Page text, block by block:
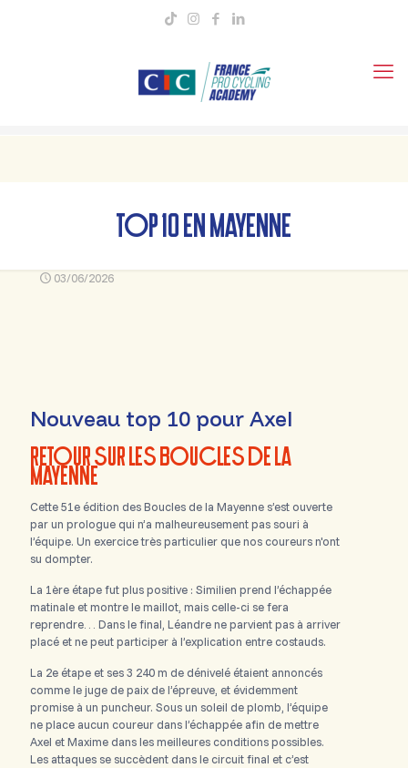
TOP 10 EN MAYENNE
03/06/2026
Nouveau top 10 pour Axel
RETOUR SUR LES BOUCLES DE LA
MAYENNE
Cette 51e édition des Boucles de la Mayenne s’est ouverte
par un prologue qui n’a malheureusement pas souri à
l’équipe. Un exercice très particulier que nos coureurs n'ont
su dompter.
La 1ère étape fut plus positive : Similien prend l’échappée
matinale et montre le maillot, mais celle-ci se fera
reprendre… Dans le final, Léandre ne parvient pas à arriver
placé et ne peut participer à l’explication entre costauds.
La 2e étape et ses 3 240 m de dénivelé étaient annoncés
comme le juge de paix de l’épreuve, et évidemment
promise à un puncheur. Sous un soleil de plomb, l’équipe
ne place aucun coureur dans l’échappée afin de mettre
Axel et Maxime dans les meilleures conditions possibles.
Les attaques se succèdent dans le circuit final et c’est